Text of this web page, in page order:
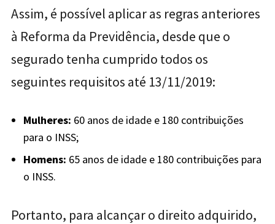
Assim, é possível aplicar as regras anteriores
à Reforma da Previdência, desde que o
segurado tenha cumprido todos os
seguintes requisitos até 13/11/2019:
Mulheres: 60 anos de idade e 180 contribuições
para o INSS;
Homens: 65 anos de idade e 180 contribuições para
o INSS.
Portanto, para alcançar o direito adquirido,